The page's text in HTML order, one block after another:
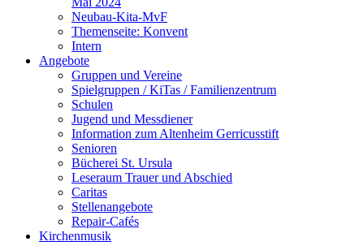
Neubau-Kita-MvF
Themenseite: Konvent
Intern
Angebote
Gruppen und Vereine
Spielgruppen / KiTas / Familienzentrum
Schulen
Jugend und Messdiener
Information zum Altenheim Gerricusstift
Senioren
Bücherei St. Ursula
Leseraum Trauer und Abschied
Caritas
Stellenangebote
Repair-Cafés
Kirchenmusik